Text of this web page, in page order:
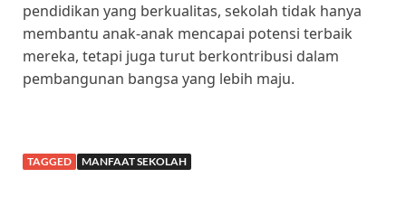
pendidikan yang berkualitas, sekolah tidak hanya
membantu anak-anak mencapai potensi terbaik
mereka, tetapi juga turut berkontribusi dalam
pembangunan bangsa yang lebih maju.
TAGGED MANFAAT SEKOLAH